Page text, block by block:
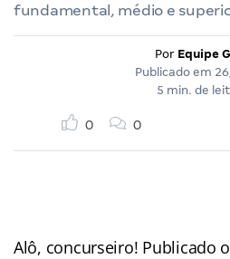
fundamental, médio e
Por Equipe
Publicado em
5 min. de
0 0
Alô, concurseiro! Publicado